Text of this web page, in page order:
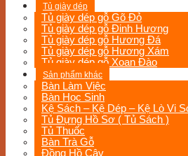
Tủ giày dép
Tủ giày dép gỗ Gõ Đỏ
Tủ giày dép gỗ Đinh Hương
Tủ giày dép gỗ Hương Đá
Tủ giày dép gỗ Hương Xám
Tủ giày dép gỗ Xoan Đào
Sản phẩm khác
Bàn Làm Việc
Bàn Học Sinh
Kệ Sách – Kệ Dép – Kệ Lò Vi
Tủ Đựng Hồ Sơ ( Tủ Sách )
Tủ Thuốc
Bàn Trà Gỗ
Đồng Hồ Cây